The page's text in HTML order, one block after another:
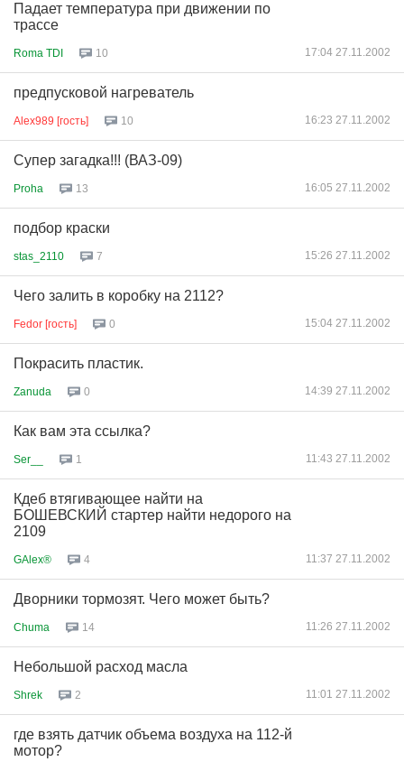
Падает температура при движении по
трассе
Roma TDI 10 17:04 27.11.2002
предпусковой нагреватель
Alex989 [гость] 10 16:23 27.11.2002
Супер загадка!!! (ВАЗ-09)
Proha 13 16:05 27.11.2002
подбор краски
stas_2110 7 15:26 27.11.2002
Чего залить в коробку на 2112?
Fedor [гость] 0 15:04 27.11.2002
Покрасить пластик.
Zanuda 0 14:39 27.11.2002
Как вам эта ссылка?
Ser__ 1 11:43 27.11.2002
Кдеб втягивающее найти на
БОШЕВСКИЙ стартер найти недорого на
2109
GAlex® 4 11:37 27.11.2002
Дворники тормозят. Чего может быть?
Chuma 14 11:26 27.11.2002
Небольшой расход масла
Shrek 2 11:01 27.11.2002
где взять датчик объема воздуха на 112-й
мотор?